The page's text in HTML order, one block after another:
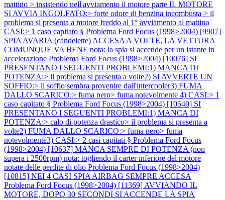
mattino > insistendo nell'avviamento il motore parte IL MOTORE
SI AVVIA INGOLFATO:> forte odore di benzina incombusta > il
problema si presenta a motore freddo al 1° avviamento al mattino
CASI:> 1 caso capitato § Problema Ford Focus (1998>2004) [9907]
SPIA AVARIA (candelette) ACCESA A VOLTE, LA VETTURA
COMUNQUE VA BENE nota: la spia si accende per un istante in
accelerazione Problema Ford Focus (1998>2004) [10076] SI
PRESENTANO I SEGUENTI PROBLEMI:1) MANCA DI
POTENZA:> il problema si presenta a volte2) SI AVVERTE UN
SOFFIO:> il soffio sembra provenire dall'intercooler3) FUMA
DALLO SCARICO:> fuma nero> fuma notevolmente 4) CASI:> 1
caso capitato § Problema Ford Focus (1998>2004) [10540] SI
PRESENTANO I SEGUENTI PROBLEMI:1) MANCA DI
POTENZA:> calo di potenza drastico> il problema si presenta a
volte2) FUMA DALLO SCARICO:> fuma nero> fuma
notevolmente3) CASI:> 2 casi capitati § Problema Ford Focus
(1998>2004) [10637] MANCA SEMPRE DI POTENZA (non
supera i 2500rpm) nota: togliendo il carter inferiore del motore
notate delle perdite di olio Problema Ford Focus (1998>2004)
[10815] NEI 4 CASI SPIA AIRBAG SEMPRE ACCESA
Problema Ford Focus (1998>2004) [11369] AVVIANDO IL
MOTORE, DOPO 30 SECONDI SI ACCENDE LA SPIA